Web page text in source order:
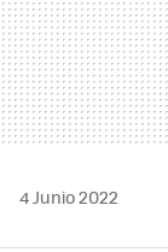
4 Junio 2022